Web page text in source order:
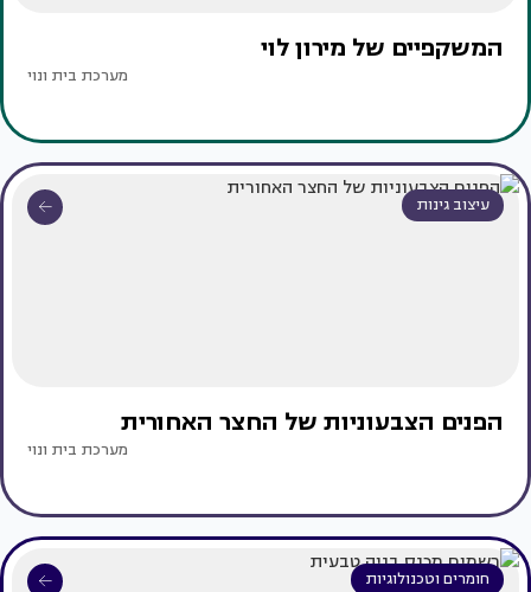
המשקפיים של מירון לוי
מערכת בית ונוי
עיצוב גינות
הפנים הצבעוניות של החצר האחורית
מערכת בית ונוי
חומרים וטכנולוגיות